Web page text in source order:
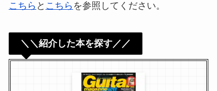
こちら と こちら を参照してください。
＼＼紹介した本を探す／／